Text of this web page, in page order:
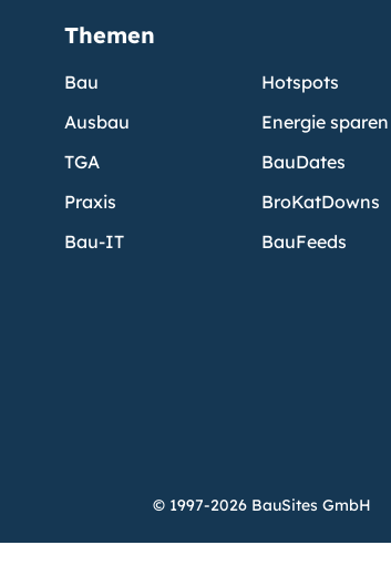
Themen
Bau
Ausbau
TGA
Praxis
Bau-IT
Hotspots
Energie sparen
BauDates
BroKatDowns
BauFeeds
© 1997-2026 BauSites GmbH